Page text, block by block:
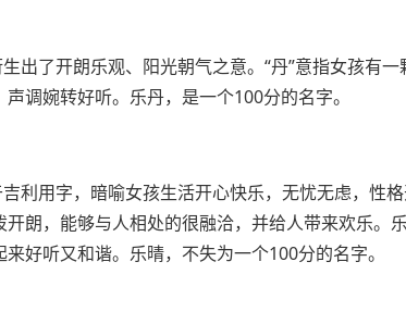
出了开朗乐观、阳光朝气之意。“丹”意指女孩有
调婉转好听。乐丹，是一个100分的名字。
利用字，暗喻女孩生活开心快乐，无忧无虑，性
开朗，能够与人相处的很融洽，并给人带来欢乐。
好听又和谐。乐晴，不失为一个100分的名字。